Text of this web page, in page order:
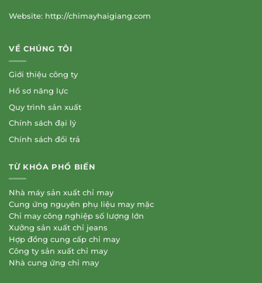
Website: http://chimayhaigiang.com
VỀ CHÚNG TÔI
Giới thiệu công ty
Hồ sơ năng lực
Quy trình sản xuất
Chính sách đại lý
Chính sách đổi trả
TỪ KHÓA PHỔ BIẾN
Nhà máy sản xuất chỉ may
Cung ứng nguyên phụ liệu may mặc
Chỉ may công nghiệp số lượng lớn
Xưởng sản xuất chỉ jeans
Hợp đồng cung cấp chỉ may
Công ty sản xuất chỉ may
Nhà cung ứng chỉ may